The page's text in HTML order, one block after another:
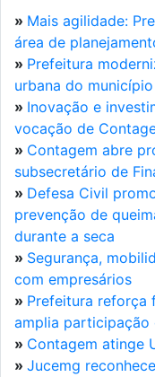
» Mais agilidade:
área de
» Prefeitura
urbana do município
» Inovação e
vocação de
» Contagem abre
subsecretário de
» Defesa Civil
prevenção de
durante a seca
» Segurança,
com empresários
» Prefeitura reforça
amplia participação
» Contagem atinge
» Jucemg